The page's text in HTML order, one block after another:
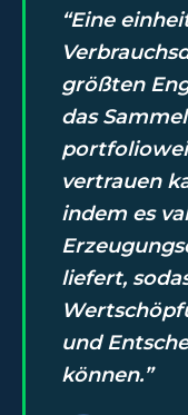
Eine
größten
das
vertrauen
indem es
liefert,
und
können.